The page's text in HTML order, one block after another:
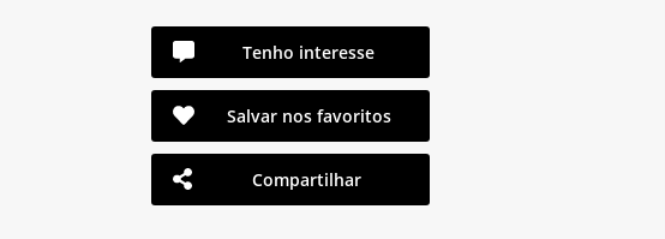
Tenho interesse
Salvar nos favoritos
Compartilhar